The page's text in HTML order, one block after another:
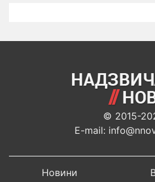
© 2015-
E-mail:
Новини